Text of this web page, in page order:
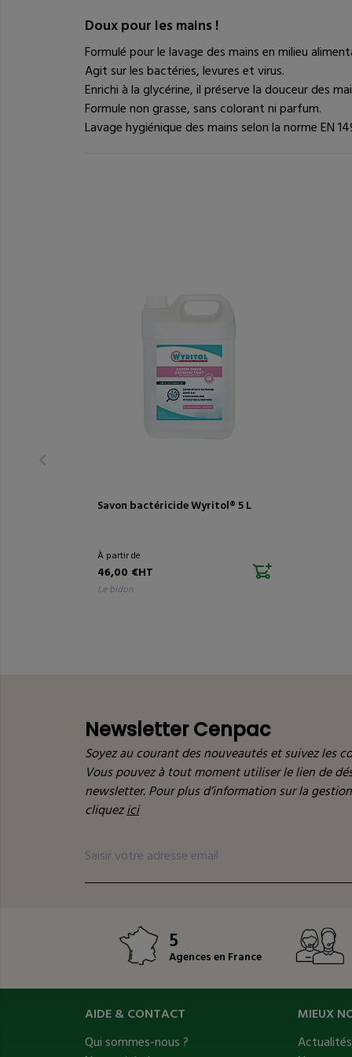
Doux pour les mains !
Formulé pour le lavage des mains en milieu
Agit sur les bactéries, levures et virus.
Enrichi à la glycérine, il préserve la douceur des
Formule non grasse, sans colorant ni parfum.
Lavage hygiénique des mains selon la norme EN
Savon bactéricide Wyritol® 5 L
À partir de
46,00 €HT
le bidon
Newsletter Cenpac
Soyez au courant des nouveautés et suivez les
Vous pouvez à tout moment utiliser le lien de
newsletter. Pour plus d’information sur la
cliquezici
5
Agences en France
AIDE & CONTACT
Qui sommes-nous ?
MIEUX